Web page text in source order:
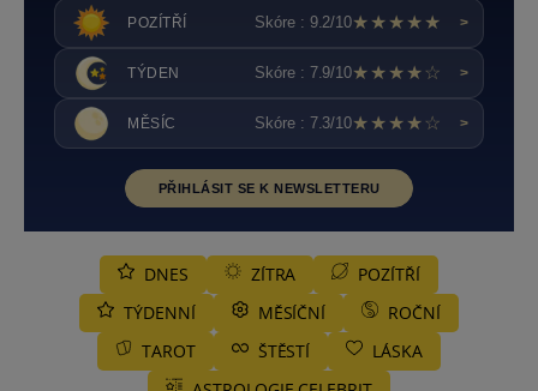
POZÍTŘÍ Skóre : 9.2/10★★★★★ >
TÝDEN Skóre : 7.9/10★★★★☆ >
MĚSÍC Skóre : 7.3/10★★★★☆ >
PŘIHLÁSIT SE K NEWSLETTERU
DNES ZÍTRA
POZÍTŘÍ
TÝDENNÍ
MĚSÍČNÍ
ROČNÍ
TAROT
ŠTĚSTÍ
LÁSKA